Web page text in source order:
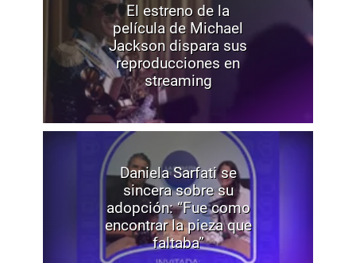
El estreno de la
película de Michael
Jackson dispara sus
reproducciones en
streaming
Daniela Sarfati se
sincera sobre su
adopción: “Fue como
encontrar la pieza que
faltaba”